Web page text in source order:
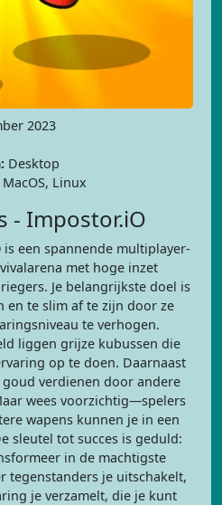
2023
Desktop
Linux
- Impostor.iO
is een spannende multiplayer-
met hoge inzet
Je belangrijkste doel is
en te slim af te zijn door ze
te verhogen.
liggen grijze kubussen die
op te doen. Daarnaast
verdienen door andere
wees voorzichtig—spelers
wapens kunnen je in een
sleutel tot succes is geduld:
in de machtigste
tegenstanders je uitschakelt,
je verzamelt, die je kunt